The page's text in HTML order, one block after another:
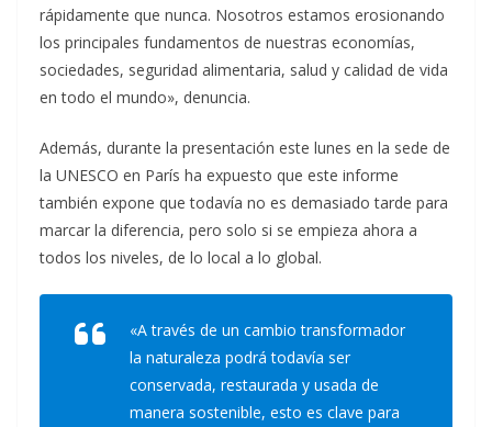
rápidamente que nunca. Nosotros estamos erosionando
los principales fundamentos de nuestras economías,
sociedades, seguridad alimentaria, salud y calidad de vida
en todo el mundo», denuncia.
Además, durante la presentación este lunes en la sede de
la UNESCO en París ha expuesto que este informe
también expone que todavía no es demasiado tarde para
marcar la diferencia, pero solo si se empieza ahora a
todos los niveles, de lo local a lo global.
«A través de un cambio transformador
la naturaleza podrá todavía ser
conservada, restaurada y usada de
manera sostenible, esto es clave para